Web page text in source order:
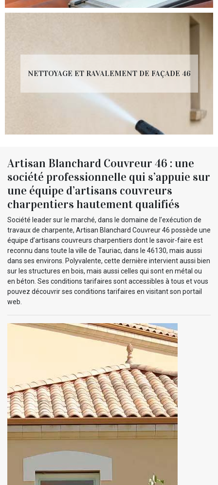
NETTOYAGE ET RAVALEMENT DE FAÇADE 46
Artisan Blanchard Couvreur 46 : une
société professionnelle qui s’appuie sur
une équipe d’artisans couvreurs
charpentiers hautement qualifiés
Société leader sur le marché, dans le domaine de l’exécution de
travaux de charpente, Artisan Blanchard Couvreur 46 possède une
équipe d’artisans couvreurs charpentiers dont le savoir-faire est
reconnu dans toute la ville de Tauriac, dans le 46130, mais aussi
dans ses environs. Polyvalente, cette dernière intervient aussi bien
sur les structures en bois, mais aussi celles qui sont en métal ou
en béton. Ses conditions tarifaires sont accessibles à tous et vous
pouvez découvrir ses conditions tarifaires en visitant son portail
web.